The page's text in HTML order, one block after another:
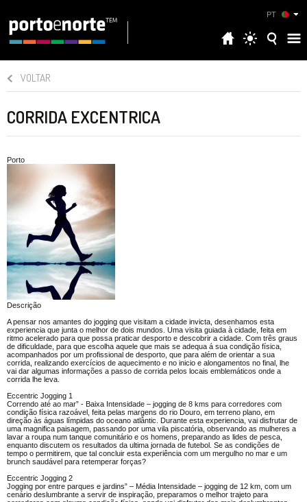
PT
VOLTAR
CORRIDA EXCENTRICA
Porto
Descrição
A pensar nos amantes do jogging que visitam a cidade invicta, desenhamos esta
experiencia que junta o melhor de dois mundos. Uma visita guiada à cidade, feita em
ritmo acelerado para que possa praticar desporto e descobrir a cidade. Com três graus
de dificuldade, para que escolha aquele que mais se adequa á sua condição física,
acompanhados por um profissional de desporto, que para além de orientar a sua
corrida, realizando exercícios de aquecimento e no inicio e alongamentos no final, lhe
vai dar algumas informações a passo de corrida pelos locais emblemáticos onde a
corrida lhe leva.
Eccentric Jogging 1
Correndo até ao mar” - Baixa Intensidade – jogging de 8 kms para corredores com
condição física razoável, feita pelas margens do rio Douro, em terreno plano, em
direção às águas límpidas do oceano atlântic. Durante esta experiencia, vai disfrutar de
uma magnifica paisagem, passando por uma vila piscatória, observando as mulheres a
lavar a roupa num tanque comunitário e os homens, preparando as lides de pesca,
enquanto discutem os resultados da ultima jornada de futebol. Se as condições de
tempo o permitirem, que tal concluir esta experiência com um mergulho no mar e um
brunch saudável para retemperar forças?
Eccentric Jogging 2
Jogging por entre parques e jardins” – Média Intensidade – jogging de 12 km, com um
cenário deslumbrante a servir de inspiração, preparamos o melhor trajeto para